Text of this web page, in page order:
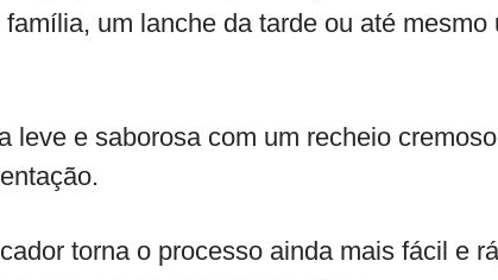
um lanche da tarde ou até mesmo
leve e saborosa com um recheio
torna o processo ainda mais fácil e